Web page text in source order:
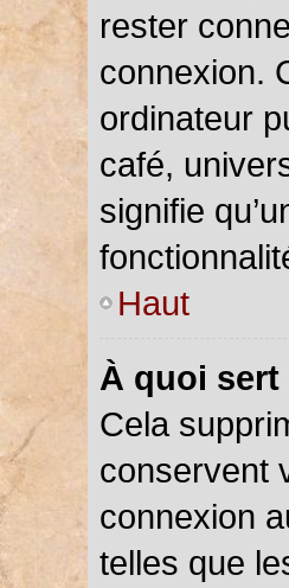
rester
connexion.
ordinateur
café,
signifie
Haut
À quoi sert
Cela
conservent
connexion
telles que